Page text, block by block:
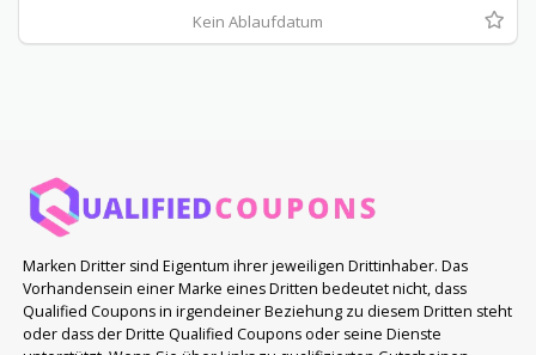
Kein Ablaufdatum
Marken Dritter sind Eigentum ihrer jeweiligen Drittinhaber. Das
Vorhandensein einer Marke eines Dritten bedeutet nicht, dass
Qualified Coupons in irgendeiner Beziehung zu diesem Dritten steht
oder dass der Dritte Qualified Coupons oder seine Dienste